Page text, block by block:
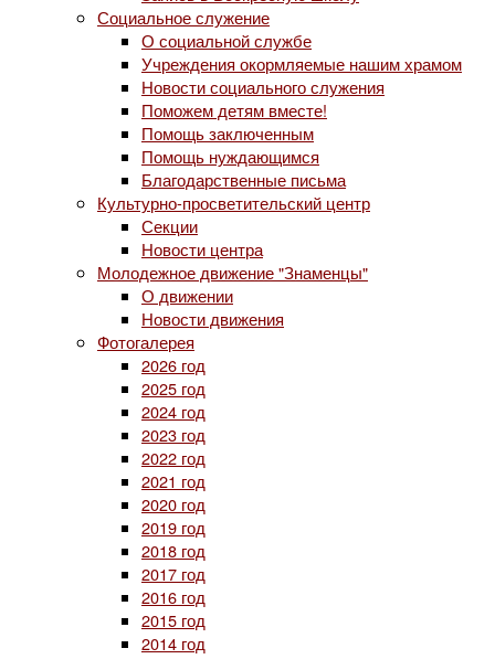
Социальное служение
О социальной службе
Учреждения окормляемые нашим храмом
Новости социального служения
Поможем детям вместе!
Помощь заключенным
Помощь нуждающимся
Благодарственные письма
Культурно-просветительский центр
Секции
Новости центра
Молодежное движение "Знаменцы"
О движении
Новости движения
Фотогалерея
2026 год
2025 год
2024 год
2023 год
2022 год
2021 год
2020 год
2019 год
2018 год
2017 год
2016 год
2015 год
2014 год